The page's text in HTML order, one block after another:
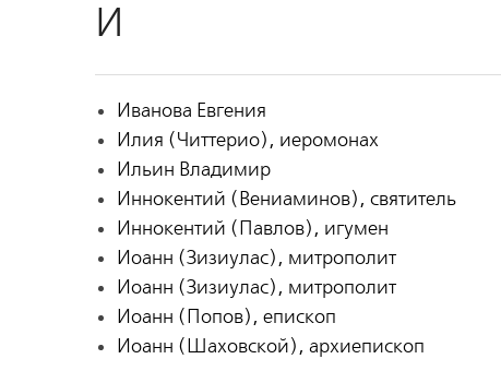
И
Иванова Евгения
Илия (Читтерио), иеромонах
Ильин Владимир
Иннокентий (Вениаминов), святитель
Иннокентий (Павлов), игумен
Иоанн (Зизиулас), митрополит
Иоанн (Зизиулас), митрополит
Иоанн (Попов), епископ
Иоанн (Шаховской), архиепископ